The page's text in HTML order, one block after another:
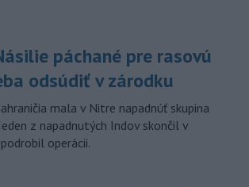
páchané pre rasovú
odsúdiť v zárodku
mala v Nitre napadnúť skupina
z napadnutých Indov skončil v
operácii.